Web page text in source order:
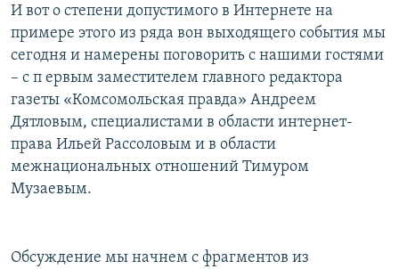
И вот о степени допустимого в Интернете на
примере этого из ряда вон выходящего события мы
сегодня и намерены поговорить с нашими гостями
– с п ервым заместителем главного редактора
газеты «Комсомольская правда» Андреем
Дятловым, специалистами в области интернет-
права Ильей Рассоловым и в области
межнациональных отношений Тимуром
Музаевым.
Обсуждение мы начнем с фрагментов из